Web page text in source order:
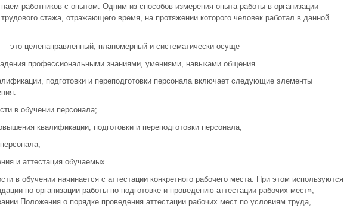
работников с опытом. Одним из способов измерения опыта работы в организации
стажа, отражающего время, на протяжении которого человек работал в данной
это целенаправленный, планомерный и систематически осуще
профессиональными знаниями, умениями, навыками общения.
подготовки и переподготовки персонала включает следующие элементы
в обучении персонала;
квалификации, подготовки и переподготовки персонала;
и аттестация обучаемых.
в обучении начинается с аттестации конкретного рабочего места. При этом используются
по организации работы по подготовке и проведению аттестации рабочих мест»,
Положения о порядке проведения аттестации рабочих мест по условиям труда,